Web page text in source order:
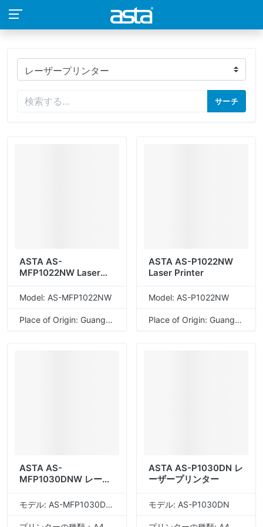
サーチ
ASTA AS-
MFP1022NW Laser
Model: AS-MFP1022NW
Place of Origin: Guangdong, China
ASTA AS-P1022NW
Laser Printer
Model: AS-P1022NW
Place of Origin: Guangdong, China
ASTA AS-
MFP1030DNW レーザ
モデル: AS-MFP1030DNW
ASTA AS-P1030DN レ
ーザープリンター
モデル: AS-P1030DN